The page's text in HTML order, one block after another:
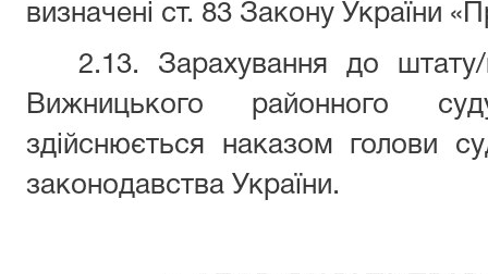
визначені ст. 83 Закону України
2.13. Зарахування до
Вижницького районного
здійснюється наказом голови
законодавства України.